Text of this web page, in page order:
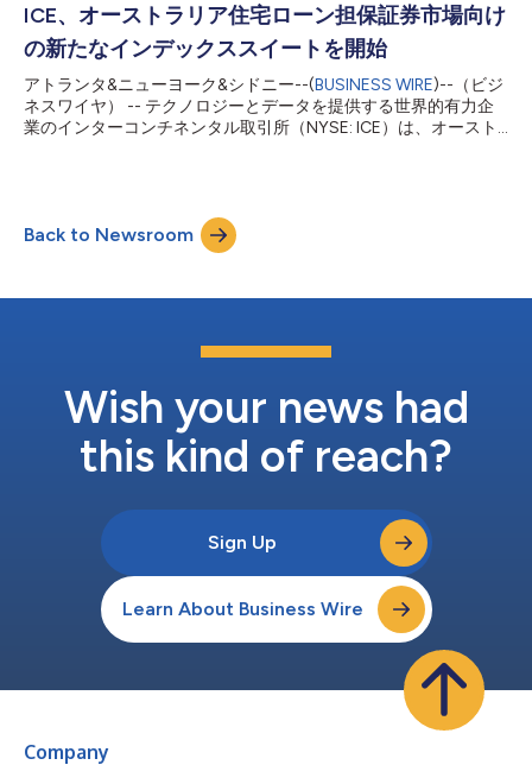
す。 「シンガポールにおいてICEに参加できることをうれしく思
います。会員となることで、Nanhua Singaporeは取引およびグ
ローバル清算の機能を強化し、国際市場における機会を顧客に提
供できるようになります。この会員資格は、顧客の進化するニー
ズに応える、信頼性と効率性の高いサービスを提供するという当
社のコミットメントを示すものです。今後も、顧客のグローバル
な成長を支援する中で、ICEとの連携を一層深めていくことを楽
ICE、オーストラリア住宅ローン担保証券市場向け
の新たなインデックススイートを開始
アトランタ&ニューヨーク&シドニー--(BUSINESS WIRE)--（ビジ
ネスワイヤ） -- テクノロジーとデータを提供する世界的有力企
業のインターコンチネンタル取引所（NYSE: ICE）は、オースト
ム・インデックス・ツールで利用可能であり、このツールを用い
ることで、調査、ベンチマークの構築、ETFなどの新規金融商品
の設計、ダイレクトインデックスなどのサービスの実現といった
テストを実施できます。 新たなインデックススイートは、豪ド
るための、包括的かつ透明性のあるベンチマークを提供すること
を目的としています。 ICEオーストラリアRMBS総合インデック
オーストラリアRMBSインデックス（ARMBSAA...
Back to Newsroom
Wish your news had
this kind of reach?
Sign Up
Learn About Business Wire
Company